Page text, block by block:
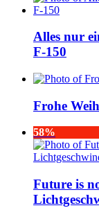
Alles nur
F-150
Frohe
58%
Future is